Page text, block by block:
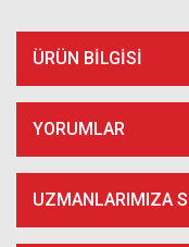
ÜRÜN BILGISI
YORUMLAR
UZMANLARIMIZA